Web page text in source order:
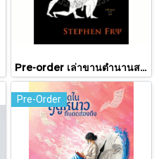
Pre-order เล่าขานตำนานสงครามกรุงทรอย Troy / Stephen Fry / อรสิริ พลเดช / สารคดี
Pre-Order